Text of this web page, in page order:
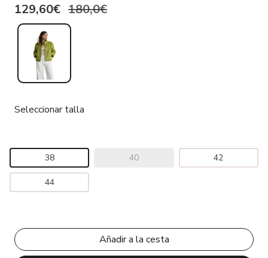
129,60€ 180,0€
Seleccionar talla
38 40 42
44